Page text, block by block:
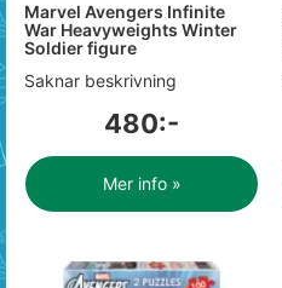
Marvel Avengers Infinite
War Heavyweights Winter
Soldier figure
Saknar beskrivning
480:-
Mer info »